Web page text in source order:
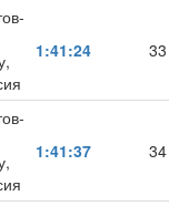
1:41:24 33
1:41:37 34